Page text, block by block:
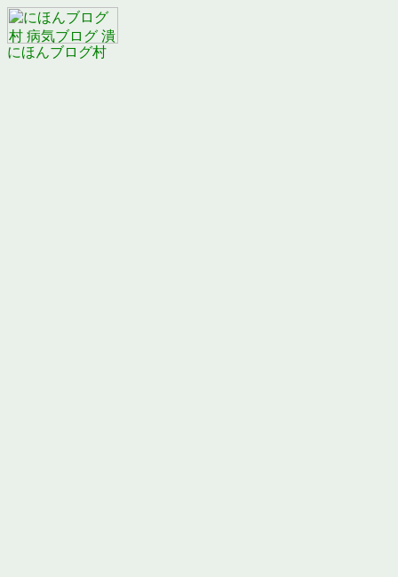
にほんブログ村